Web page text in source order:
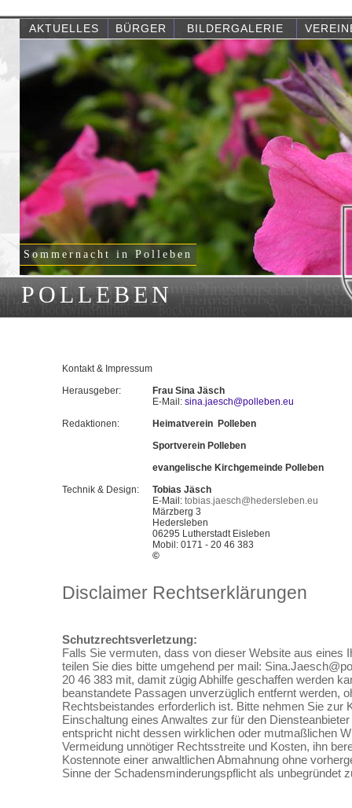
POLLEBEN
Sommernacht in Polleben
AKTUELLES BÜRGER BILDERGALERIE
Kontakt & Impressum
Herausgeber:
Frau Sina Jäsch
E-Mail: sina.jaesch@polleben.eu
Redaktionen:
Heimatverein Polleben
Sportverein Polleben
evangelische Kirchgemeinde Polleben
Technik & Design:
Tobias Jäsch
E-Mail: tobias.jaesch@hedersleben.eu
Märzberg 3
Hedersleben
06295 Lutherstadt Eisleben
Mobil: 0171 - 20 46 383
©
Disclaimer Rechtserklärungen
Schutzrechtsverletzung:
Falls Sie vermuten, dass von dieser Website aus eines
teilen Sie dies bitte umgehend per mail:
20 46 383 mit, damit zügig Abhilfe geschaffen werden
beanstandete Passagen unverzüglich entfernt werden,
Rechtsbeistandes erforderlich ist. Bitte nehmen Sie zur
Einschaltung eines Anwaltes zur für den
entspricht nicht dessen wirklichen oder mutmaßlichen
Vermeidung unnötiger Rechtsstreite und Kosten, ihn
Kostennote einer anwaltlichen Abmahnung ohne
Sinne der Schadensminderungspflicht als unbegründet